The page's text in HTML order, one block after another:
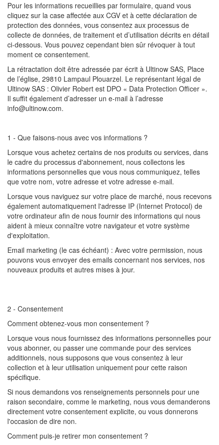
Pour les informations recueillies par formulaire, quand vous
cliquez sur la case affectée aux CGV et à cette déclaration de
protection des données, vous consentez aux processus de
collecte de données, de traitement et d’utilisation décrits en détail
ci-dessous. Vous pouvez cependant bien sûr révoquer à tout
moment ce consentement.
La rétractation doit être adressée par écrit à Ultinow SAS, Place
de l’église, 29810 Lampaul Plouarzel. Le représentant légal de
Ultinow SAS : Olivier Robert est DPO « Data Protection Officer ».
Il suffit également d’adresser un e-mail à l’adresse
info@ultinow.com.
1 - Que faisons-nous avec vos informations ?
Lorsque vous achetez certains de nos produits ou services, dans
le cadre du processus d'abonnement, nous collectons les
informations personnelles que vous nous communiquez, telles
que votre nom, votre adresse et votre adresse e-mail.
Lorsque vous naviguez sur votre place de marché, nous recevons
également automatiquement l'adresse IP (Internet Protocol) de
votre ordinateur afin de nous fournir des informations qui nous
aident à mieux connaître votre navigateur et votre système
d'exploitation.
Email marketing (le cas échéant) : Avec votre permission, nous
pouvons vous envoyer des emails concernant nos services, nos
nouveaux produits et autres mises à jour.
2 - Consentement
Comment obtenez-vous mon consentement ?
Lorsque vous nous fournissez des informations personnelles pour
vous abonner, ou passer une commande pour des services
additionnels, nous supposons que vous consentez à leur
collection et à leur utilisation uniquement pour cette raison
spécifique.
Si nous demandons vos renseignements personnels pour une
raison secondaire, comme le marketing, nous vous demanderons
directement votre consentement explicite, ou vous donnerons
l'occasion de dire non.
Comment puis-je retirer mon consentement ?